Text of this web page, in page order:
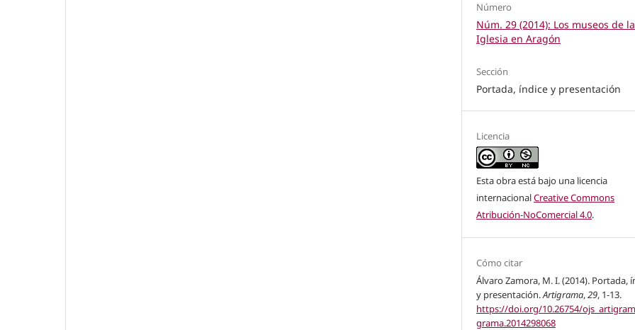
Número
Núm. 29 (2014): Los museos de la
Iglesia en Aragón
Sección
Portada, índice y presentación
Licencia
Esta obra está bajo una licencia
internacionalCreative Commons
Atribución-NoComercial 4.0.
Cómo citar
Álvaro Zamora, M. I. (2014). Portada,
y presentación.Artigrama,29, 1-13.
https://doi.org/10.26754/
grama.2014298068